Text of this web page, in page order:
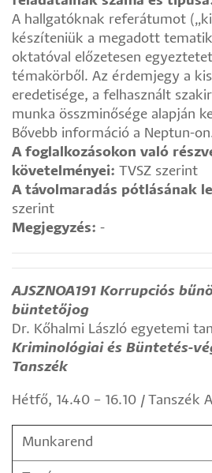
A hallgatóknak referátumot
készíteniük a megadott
oktatóval előzetesen
témakörből. Az érdemjegy a
eredetisége, a felhasznált
munka összminősége alapján
Bővebb információ a Neptun-
A foglalkozásokon való
követelményei: TVSZ szerint
A távolmaradás pótlásának
szerint
Megjegyzés: -
AJSZNOA191 Korrupciós
büntetőjog
Dr. Kőhalmi László egyetemi
Kriminológiai és Büntetés-
Tanszék
Hétfő, 14.40 – 16.10 / Tanszék
Munkarend